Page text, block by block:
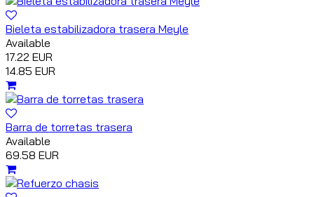
Bieleta estabilizadora trasera Meyle
Available
17.22 EUR
14.85 EUR
Barra de torretas trasera
Available
69.58 EUR